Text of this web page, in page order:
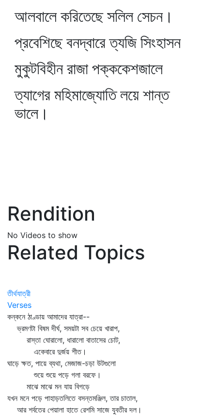
আলবালে করিতেছে সলিল সেচন।
প্রবেশিছে বনদ্বারে ত্যজি সিংহাসন
মুকুটবিহীন রাজা পক্ককেশজালে
ত্যাগের মহিমাজ্যোতি লয়ে শান্ত
ভালে।
Rendition
No Videos to show
Related Topics
তীর্থযাত্রী
Verses
কন্‌কনে ঠাণ্ডায় আমাদের যাত্রা--
ভ্রমণটা বিষম দীর্ঘ, সময়টা সব চেয়ে খারাপ,
রাস্তা ঘোরালো, ধারালো বাতাসের চোট,
একেবারে দুর্জয় শীত।
ঘাড়ে ক্ষত, পায়ে ব্যথা, মেজাজ-চড়া উটগুলো
শুয়ে শুয়ে পড়ে গলা বরফে।
মাঝে মাঝে মন যায় বিগড়ে
যখন মনে পড়ে পাহাড়তলিতে বসন্তমঞ্জিল, তার চাতাল,
আর শর্বতের পেয়ালা হাতে রেশমি সাজে যুবতীর দল।